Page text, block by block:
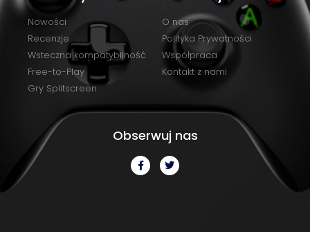
Nowości
Recenzje
Wsteczna kompatybilność
Free-to-Play
Gry Splitscreen
O nas
Polityka Prywatności
Współpraca
Kontakt z nami
Obserwuj nas